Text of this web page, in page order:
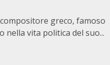
greco, famoso
nella vita politica del suo...